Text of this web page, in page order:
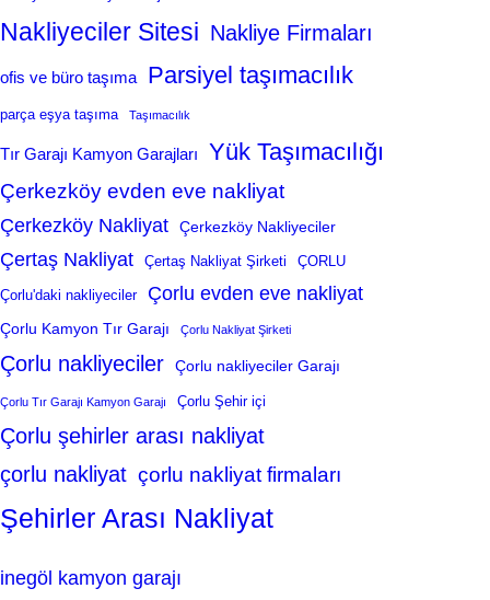
Nakliyeciler Sitesi Nakliye Firmaları
ofis ve büro taşıma Parsiyel taşımacılık
parça eşya taşıma Taşımacılık
Tır Garajı Kamyon Garajları Yük Taşımacılığı
Çerkezköy evden eve nakliyat
Çerkezköy Nakliyat Çerkezköy Nakliyeciler
Çertaş Nakliyat Çertaş Nakliyat Şirketi ÇORLU
Çorlu'daki nakliyeciler Çorlu evden eve nakliyat
Çorlu Kamyon Tır Garajı Çorlu Nakliyat Şirketi
Çorlu nakliyeciler Çorlu nakliyeciler Garajı
Çorlu Tır Garajı Kamyon Garajı Çorlu Şehir içi
Çorlu şehirler arası nakliyat
çorlu nakliyat çorlu nakliyat firmaları
Şehirler Arası Nakliyat
inegöl kamyon garajı